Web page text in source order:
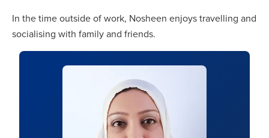
In the time outside of work, Nosheen enjoys travelling and
socialising with family and friends.